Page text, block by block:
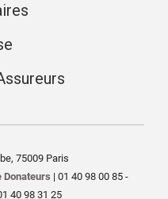
75009 Paris
Donateurs | 01 40 98 00 85 -
40 98 31 25